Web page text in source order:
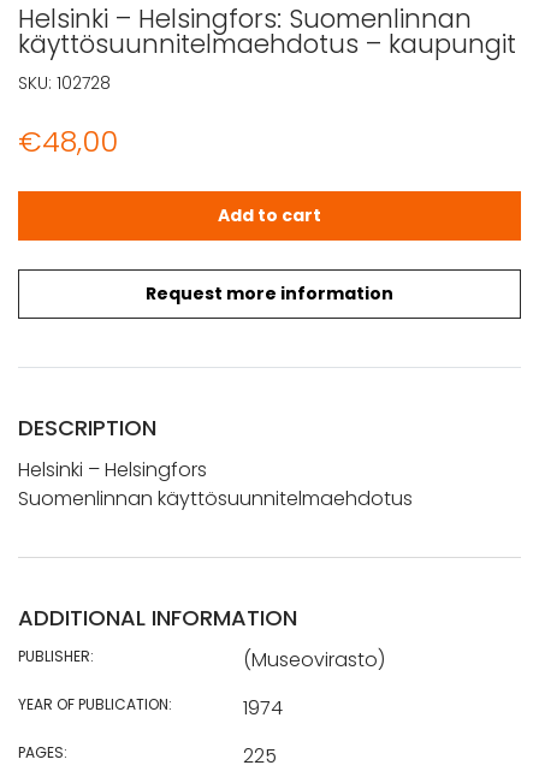
Helsinki – Helsingfors: Suomenlinnan
käyttösuunnitelmaehdotus – kaupungit
€48,00
Request more information
Helsinki - Helsingfors: Suomenlinnan
Add to cart
SKU: 102728
DESCRIPTION
Helsinki – Helsingfors
Suomenlinnan käyttösuunnitelmaehdotus
ADDITIONAL INFORMATION
PUBLISHER: (Museovirasto)
YEAR OF PUBLICATION: 1974
PAGES: 225